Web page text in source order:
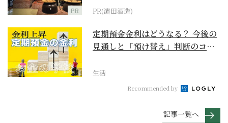
PR PR(濵田酒造)
定期預金金利はどうなる？ 今後の
見通しと「預け替え」判断のコツ
生活
Recommended by
記事一覧へ